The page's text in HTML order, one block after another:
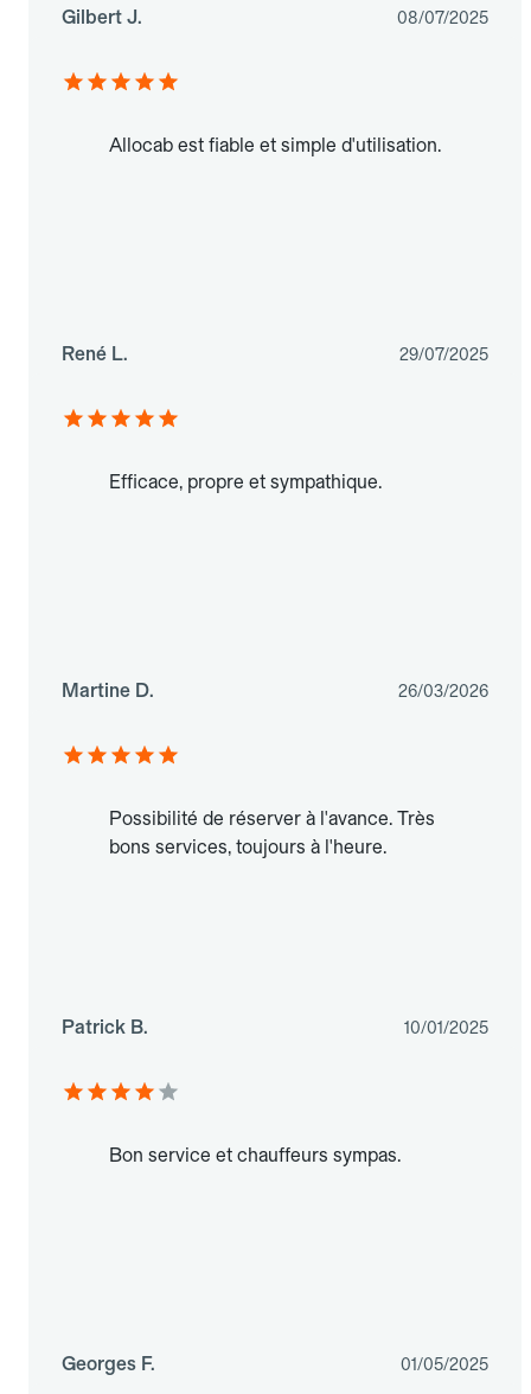
Gilbert J. 08/07/2025
Allocab est fiable et simple d'utilisation.
René L. 29/07/2025
Efficace, propre et sympathique.
Martine D. 26/03/2026
Possibilité de réserver à l'avance. Très
bons services, toujours à l'heure.
Patrick B. 10/01/2025
Bon service et chauffeurs sympas.
Georges F. 01/05/2025